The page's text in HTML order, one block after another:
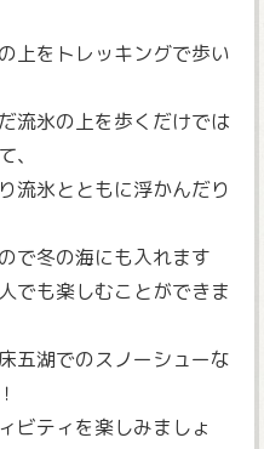
上をトレッキングで歩い
流氷の上を歩くだけでは
、
流氷とともに浮かんだり
で冬の海にも入れます
でも楽しむことができま
五湖でのスノーシューな
ビティを楽しみましょ